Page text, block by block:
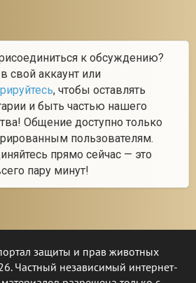
к обсуждению?
в свой аккаунт или
, чтобы оставлять
и быть частью нашего
Общение доступно только
пользователям.
прямо сейчас — это
пару минут!
защиты и прав животных
Частный независимый интернет-